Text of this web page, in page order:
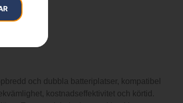
och dubbla batteriplatser, kompatibel
kostnadseffektivitet och körtid.